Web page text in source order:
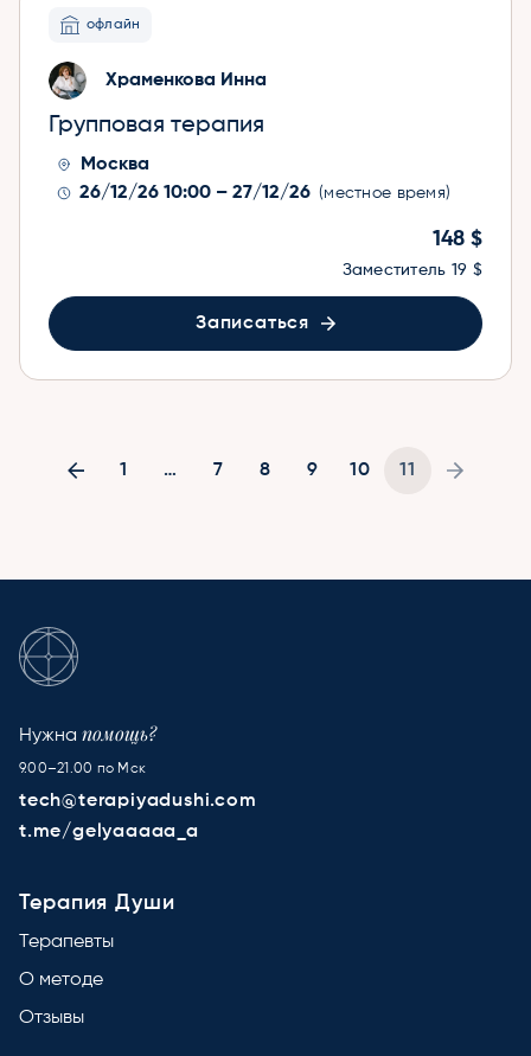
офлайн
Храменкова Инна
Групповая терапия
Москва
26/12/26 10:00 – 27/12/26 (местное время)
148 $
Заместитель 19 $
Записаться
1 … 7 8 9 10 11
Нужна помощь?
9.00–21.00 по Мск
tech@terapiyadushi.com
t.me/gelyaaaaa_a
Терапия Души
Терапевты
О методе
Отзывы